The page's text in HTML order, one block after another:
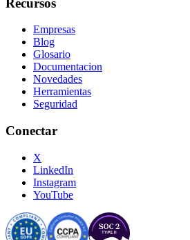
Empresas
Blog
Glosario
Documentacion
Novedades
Herramientas
Seguridad
Conectar
X
LinkedIn
Instagram
YouTube